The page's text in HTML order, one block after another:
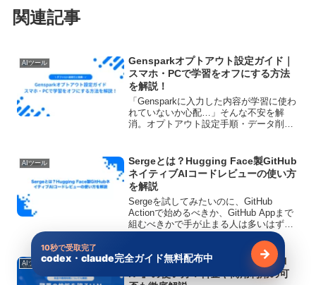
関連記事
AIツール
Gensparkオプトアウト設定ガイド｜
スマホ・PCで学習をオフにする方法
を解説！
「Gensparkに入力した内容が学習に使わ
れていないか心配…」そんな不安を解
消。オプトアウト設定手順・データ削
AIツール
Sergeとは？Hugging Face製GitHub
ネイティブAIコードレビューの使い方
を解説
Sergeを試してみたいのに、GitHub
Actionで始めるべきか、GitHub Appまで
組むべきかで手が止まる人は多いはずで
す。結論から言えば、SergeはGitHubの
pull request運用にそのまま差し込みやす
いAIコード...
AIツール
驚異の性能を誇るLLM『Command
R+』の使い方！料金や商用利用の可
10秒で受取完了
codex・claude完全ガイド無料配布中 無料で受け
→